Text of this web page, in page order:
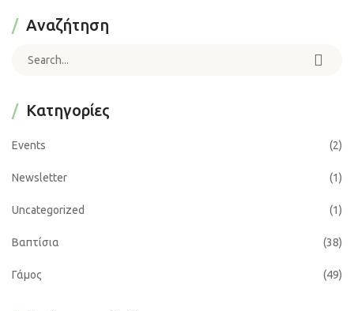
Αναζήτηση
Search for:
Kατηγορίες
Events (2)
Newsletter (1)
Uncategorized (1)
Βαπτίσια (38)
Γάμος (49)